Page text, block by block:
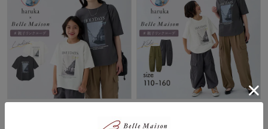
プリント半袖Ｔシャツ【haruka